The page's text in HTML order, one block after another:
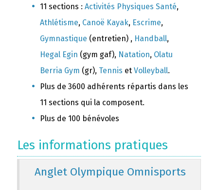
11 sections : Activités Physiques Santé,
Athlétisme, Canoë Kayak, Escrime,
Gymnastique (entretien) , Handball,
Hegal Egin (gym gaf), Natation, Olatu
Berria Gym (gr), Tennis et Volleyball.
Plus de 3600 adhérents répartis dans les
11 sections qui la composent.
Plus de 100 bénévoles
Les informations pratiques
Anglet Olympique Omnisports